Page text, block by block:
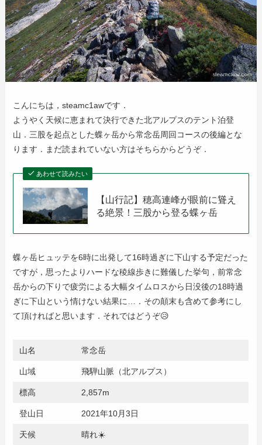
こんにちは，steamc1awです．
ようやく天候に恵まれて決行できた北アルプスのテント泊登
山．三股を起点とした蝶ヶ岳から常念岳周回コースの後編とな
ります．まだ読まれていない方はそちらからどうぞ．
あわせて読みたい
【山行記】穂高連峰が眼前に聳え
る絶景！三股から登る蝶ヶ岳
蝶ヶ岳ヒュッテを6時に出発して16時過ぎに下山する予定だった
ですが，思ったよりハードな稜線歩きに難儀した挙句，前常念
岳からの下りで疲労による大幅タイムロスから日没後の18時過
ぎに下山という情けない結果に…．その顛末も含めて参考にし
て頂ければと思います．それではどうぞ😥
山名 常念岳
山域 飛騨山脈（北アルプス）
標高 2,857m
登山日 2021年10月3日
天候 晴れ☀️